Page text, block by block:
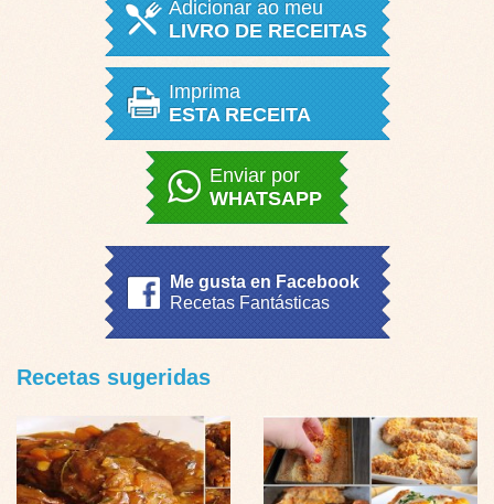
Adicionar ao meu
LIVRO DE RECEITAS
Imprima
ESTA RECEITA
Enviar por
WHATSAPP
Me gusta en Facebook
Recetas Fantásticas
Recetas sugeridas